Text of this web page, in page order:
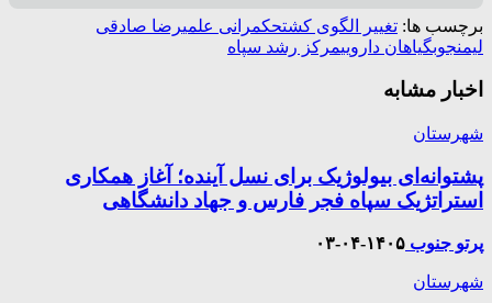
برچسب ها: تغییر الگوی کشتحکمرانی علمیرضا صادقی
لیمنجوبگیاهان داروییمرکز رشد سپاه
اخبار مشابه
شهرستان
پشتوانه‌ای بیولوژیک برای نسل آینده؛ آغاز همکاری
استراتژیک سپاه فجر فارس و جهاد دانشگاهی
پرتو جنوب ۱۴۰۵-۰۴-۰۳
شهرستان